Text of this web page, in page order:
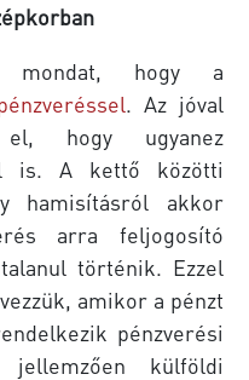
mondat, hogy a
. Az jóval
el, hogy ugyanez
is. A kettő közötti
hamisításról akkor
arra feljogosító
történik. Ezzel
amikor a pénzt
pénzverési
külföldi